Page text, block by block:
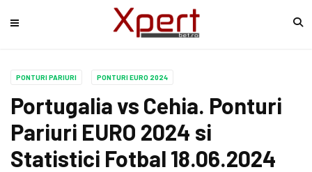
PONTURI PARIURI PONTURI EURO 2024
Portugalia vs Cehia. Ponturi
Pariuri EURO 2024 si
Statistici Fotbal 18.06.2024